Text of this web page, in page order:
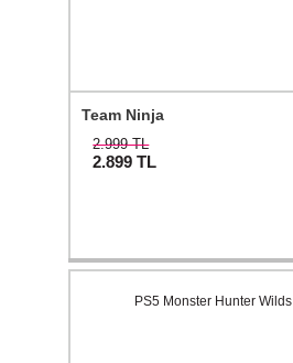
Team Ninja
2.999 TL
2.899TL
PS5 Monster Hunter Wilds